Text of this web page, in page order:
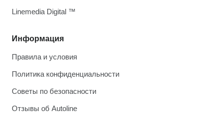
Информация
Правила и условия
Политика конфиденциальности
Советы по безопасности
Отзывы об Autoline
Linemedia Digital ™